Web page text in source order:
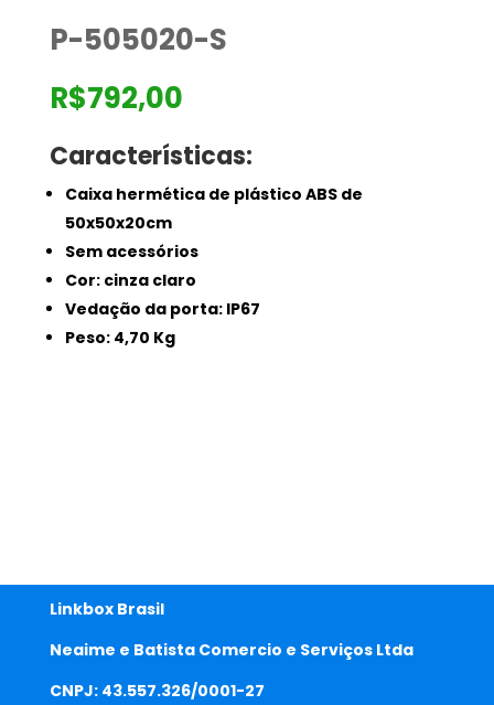
P-505020-S
R$792,00
Características:
Caixa hermética de plástico ABS de
50x50x20cm
Sem acessórios
Cor: cinza claro
Vedação da porta: IP67
Peso: 4,70 Kg
Linkbox Brasil
Neaime e Batista Comercio e Serviços Ltda
CNPJ: 43.557.326/0001-27